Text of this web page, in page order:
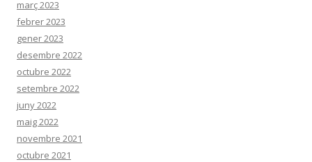
març 2023
febrer 2023
gener 2023
desembre 2022
octubre 2022
setembre 2022
juny 2022
maig 2022
novembre 2021
octubre 2021